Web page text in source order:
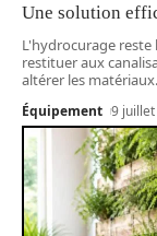
Une solution
L'hydrocurage reste
restituer aux
altérer les
Équipement 9